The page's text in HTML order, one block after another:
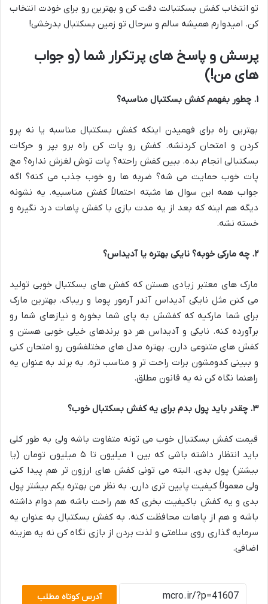
تو انتخاب کفش بسکتبالت دقت کن و بهترین رو برای خودت انتخاب
کن. امیدوارم همیشه سالم و سرحال تو زمین بسکتبال بدرخشی!
پرسش و پاسخ های پرتکرار شما (و جواب
های من!)
۱. چطور بفهمم کفش بسکتبال مناسبه؟
بهترین راه برای فهمیدن اینکه کفش بسکتبال مناسبه یا نه پرو
کردن و امتحان کردنشه. کفش رو پات کن راه برو بپر و حرکات
بسکتبالی انجام بده. ببین کفش راحته؟ پات توش لغزش نداره؟ مچ
پات خوب حمایت می شه؟ ضربه ها رو خوب جذب می کنه؟ اگه
جواب همه این سوال ها مثبته احتمالاً کفش مناسبیه. یه نشونه
دیگه هم اینه که بعد از یه مدت بازی با کفش پاهات درد نگیره و
خسته نشه.
۲. چه مارکی خوبه؟ نایکی بهتره یا آدیداس؟
مارک های معتبر زیادی هستن که کفش های بسکتبال خوبی تولید
می کنن مثل نایکی آدیداس آندر آرمور پوما و ریباک. بهترین مارک
برای شما مارکیه که کفشش به پای شما بخوره و نیازهای شما رو
برآورده کنه. نایکی و آدیداس هر دو برندهای خیلی خوبی هستن و
کفش های متنوعی دارن. بهتره مدل های مختلفشون رو امتحان کنی
و ببینی کدومشون برات راحت تر و مناسب تره. به برند به عنوان یه
راهنما نگاه کن نه یه قانون مطلق.
۳. چقدر باید پول بدم برای یه کفش بسکتبال خوب؟
قیمت کفش بسکتبال خوب می تونه متفاوت باشه ولی به طور کلی
باید انتظار داشته باشی که بین ۱ میلیون تا ۵ میلیون تومان (یا
بیشتر) پول بدی. البته می تونی کفش های ارزون تر هم پیدا کنی
ولی معمولاً کیفیت پایین تری دارن. به نظر من بهتره یکم بیشتر پول
بدی و یه کفش باکیفیت بخری که هم راحت باشه هم دوام داشته
باشه و هم از پاهات محافظت کنه. به کفش بسکتبال به عنوان یه
سرمایه گذاری روی سلامتی و لذت بردن از بازی نگاه کن نه یه هزینه
اضافی.
آدرس کوتاه مطلب